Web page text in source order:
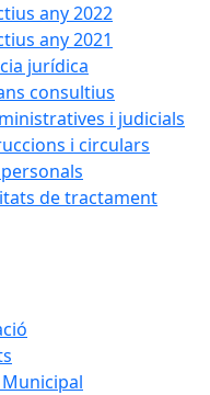
any 2022
any 2021
jurídica
consultius
i judicials
i circulars
de tractament